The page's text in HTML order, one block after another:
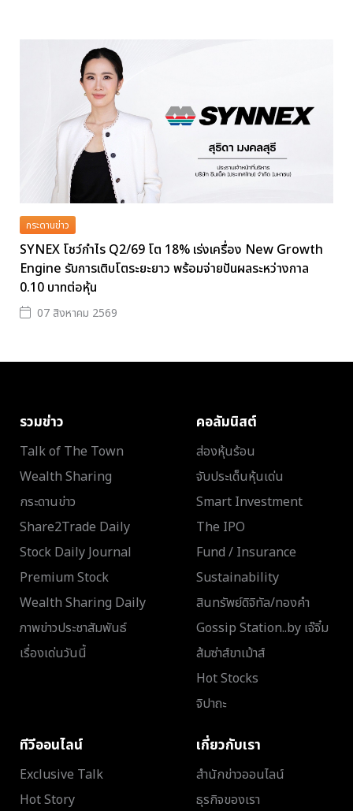
กระดานข่าว
SYNEX โชว์กำไร Q2/69 โต 18% เร่งเครื่อง New Growth
Engine รับการเติบโตระยะยาว พร้อมจ่ายปันผลระหว่างกาล
0.10 บาทต่อหุ้น
07 สิงหาคม 2569
รวมข่าว
Talk of The Town
Wealth Sharing
กระดานข่าว
Share2Trade Daily
Stock Daily Journal
Premium Stock
Wealth Sharing Daily
ภาพข่าวประชาสัมพันธ์
เรื่องเด่นวันนี้
คอลัมนิสต์
ส่องหุ้นร้อน
จับประเด็นหุ้นเด่น
Smart Investment
The IPO
Fund / Insurance
Sustainability
สินทรัพย์ดิจิทัล/ทองคำ
Gossip Station..by เจ๊จิ๋ม
ส้มซ่าส์ขาเม้าส์
Hot Stocks
จิปาถะ
ทีวีออนไลน์
Exclusive Talk
Hot Story
เกี่ยวกับเรา
สำนักข่าวออนไลน์
ธุรกิจของเรา